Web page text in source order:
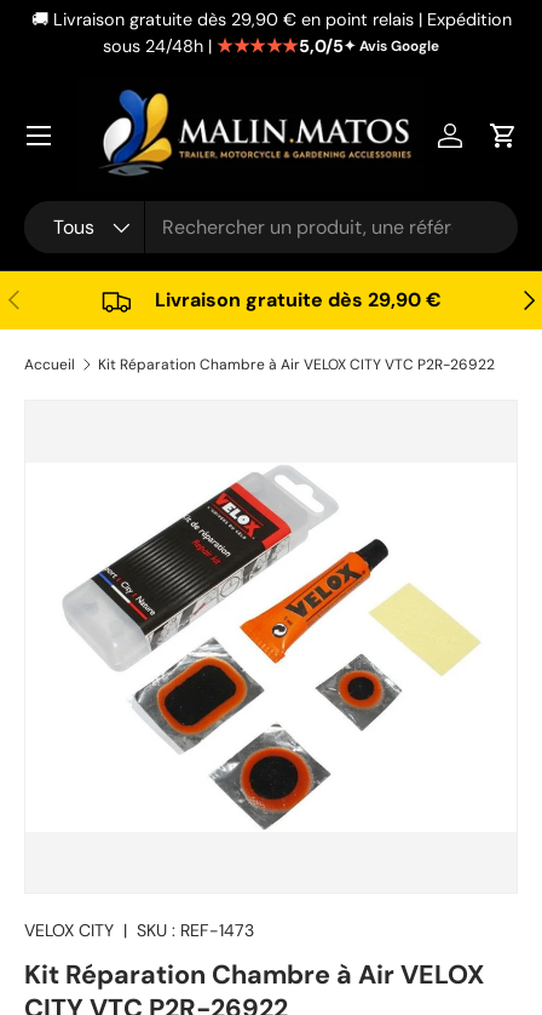
Aller au contenu
🚚 Livraison gratuite dès 29,90 € en point relais | Expédition
sous 24/48h | ★★★★★5,0/5✦ Avis Google
Recherche
Type de produit
Tous
Se
Précédent Livraison gratuite dès 29,90 €
Accueil Kit Réparation Chambre à Air VELOX CITY VTC P2R-26922
VELOX CITY | SKU : REF-1473
Kit Réparation Chambre à Air VELOX